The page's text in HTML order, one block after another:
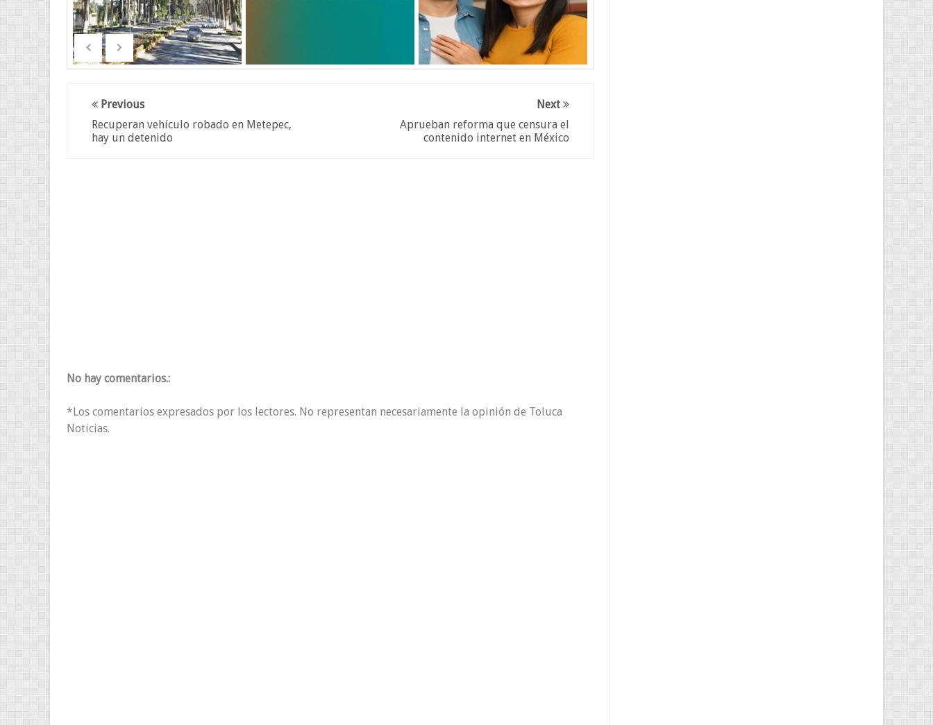
Next
Aprueban reforma que censura el
contenido internet en México
Previous
Recuperan vehículo robado en Metepec,
hay un detenido
No hay comentarios.:
*Los comentarios expresados por los lectores. No representan necesariamente la opinión de Toluca
Noticias.